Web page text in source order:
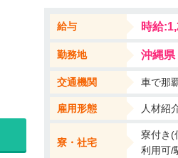
う遅い！ これを見つけたら、すぐ応
給与 時給
勤務地 沖縄県
交通機関 車で那
雇用形態 人材紹
寮・社宅
寮付き(
利用可/